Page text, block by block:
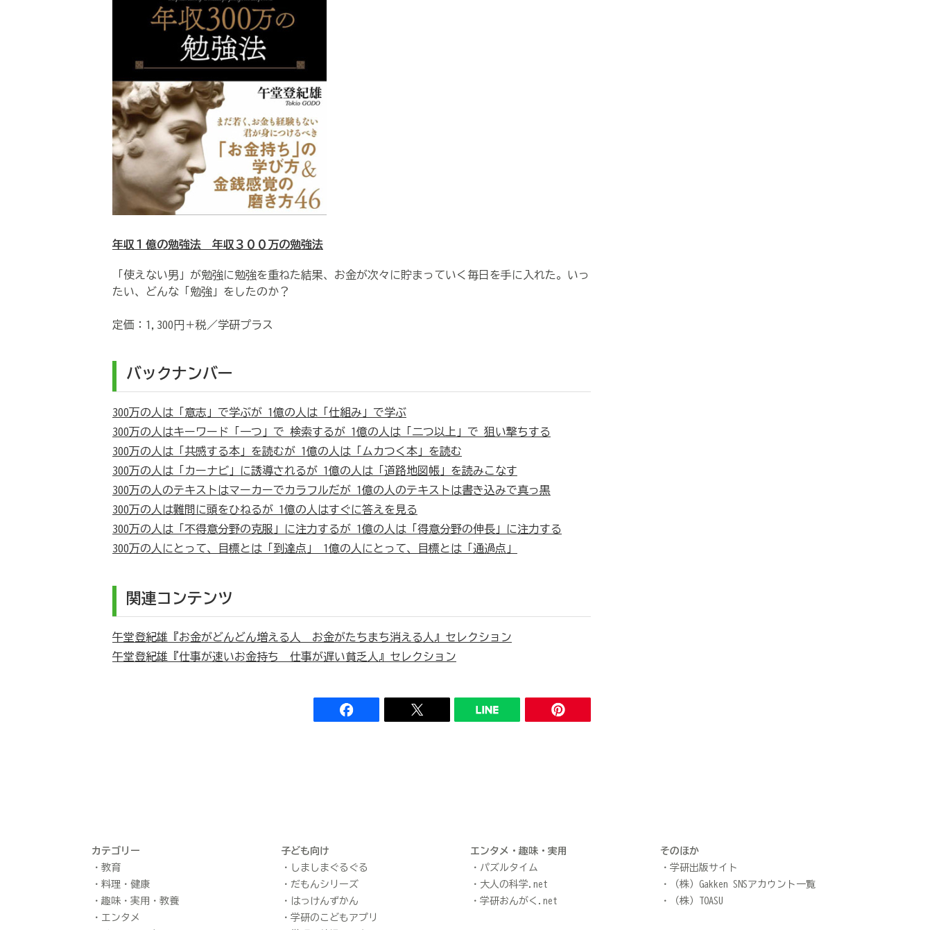
年収１億の勉強法 年収３００万の勉強法
「使えない男」が勉強に勉強を重ねた結果、お金が次々に貯まっていく毎日を手に入れた。いっ
たい、どんな「勉強」をしたのか？
定価：1,300円＋税／学研プラス
バックナンバー
300万の人は「意志」で学ぶが 1億の人は「仕組み」で学ぶ
300万の人はキーワード「一つ」で 検索するが 1億の人は「二つ以上」で 狙い撃ちする
300万の人は「共感する本」を読むが 1億の人は「ムカつく本」を読む
300万の人は「カーナビ」に誘導されるが 1億の人は「道路地図帳」を読みこなす
300万の人のテキストはマーカーでカラフルだが 1億の人のテキストは書き込みで真っ黒
300万の人は難問に頭をひねるが 1億の人はすぐに答えを見る
300万の人は「不得意分野の克服」に注力するが 1億の人は「得意分野の伸長」に注力する
300万の人にとって、目標とは「到達点」 1億の人にとって、目標とは「通過点」
関連コンテンツ
午堂登紀雄『お金がどんどん増える人 お金がたちまち消える人』セレクション
午堂登紀雄『仕事が速いお金持ち 仕事が遅い貧乏人』セレクション
カテゴリー
教育
料理・健康
趣味・実用・教養
エンタメ
子ども向け
しましまぐるぐる
だもんシリーズ
はっけんずかん
学研のこどもアプリ
エンタメ・趣味・実用
パズルタイム
大人の科学.net
学研おんがく.net
そのほか
学研出版サイト
（株）Gakken SNSアカウント一覧
（株）TOASU